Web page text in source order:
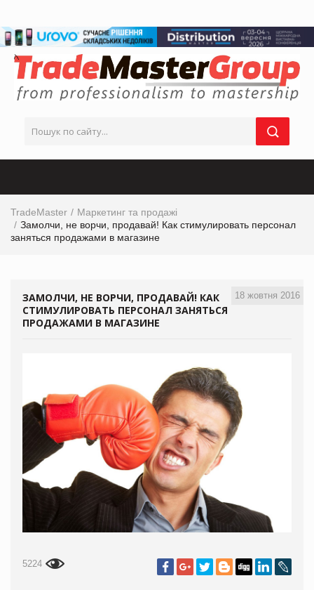
TradeMaster
Маркетинг та продажі
Замолчи, не ворчи, продавай! Как стимулировать персонал
заняться продажами в магазине
18 жовтня 2016
ЗАМОЛЧИ, НЕ ВОРЧИ, ПРОДАВАЙ! КАК
СТИМУЛИРОВАТЬ ПЕРСОНАЛ ЗАНЯТЬСЯ
ПРОДАЖАМИ В МАГАЗИНЕ
5224